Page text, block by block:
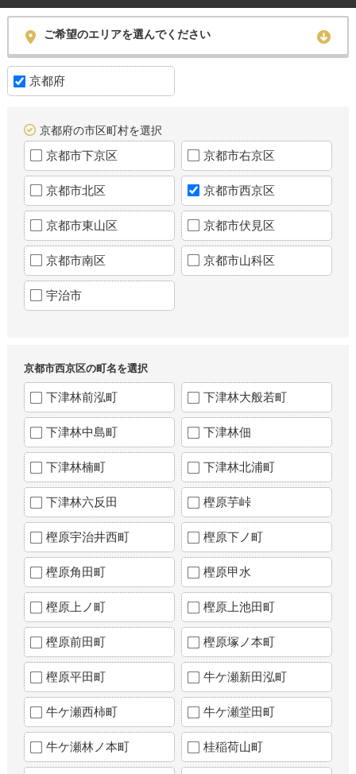
ご希望のエリアを選んでください
京都府
京都府の市区町村を選択
京都市下京区 京都市右京区
京都市北区 京都市西京区
京都市東山区 京都市伏見区
京都市南区 京都市山科区
宇治市
京都市西京区の町名を選択
下津林前泓町 下津林大般若町
下津林中島町 下津林佃
下津林楠町 下津林北浦町
下津林六反田 樫原芋峠
樫原宇治井西町 樫原下ノ町
樫原角田町 樫原甲水
樫原上ノ町 樫原上池田町
樫原前田町 樫原塚ノ本町
樫原平田町 牛ケ瀬新田泓町
牛ケ瀬西柿町 牛ケ瀬堂田町
牛ケ瀬林ノ本町 桂稲荷山町